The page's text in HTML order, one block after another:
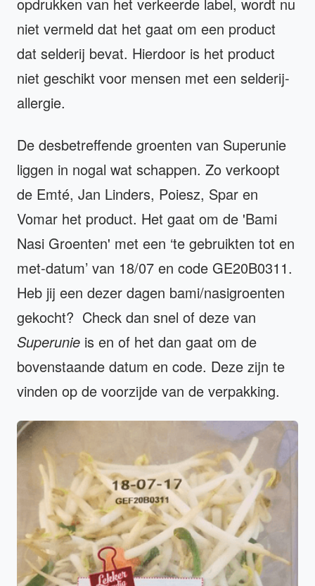
niet vermeld dat het gaat om een product
dat selderij bevat. Hierdoor is het product
niet geschikt voor mensen met een selderij-
allergie.
De desbetreffende groenten van Superunie
liggen in nogal wat schappen. Zo verkoopt
de Emté, Jan Linders, Poiesz, Spar en
Vomar het product. Het gaat om de 'Bami
Nasi Groenten' met een ‘te gebruikten tot en
met-datum’ van 18/07 en code GE20B0311.
Heb jij een dezer dagen bami/nasigroenten
gekocht? Check dan snel of deze van
Superunie is en of het dan gaat om de
bovenstaande datum en code. Deze zijn te
vinden op de voorzijde van de verpakking.